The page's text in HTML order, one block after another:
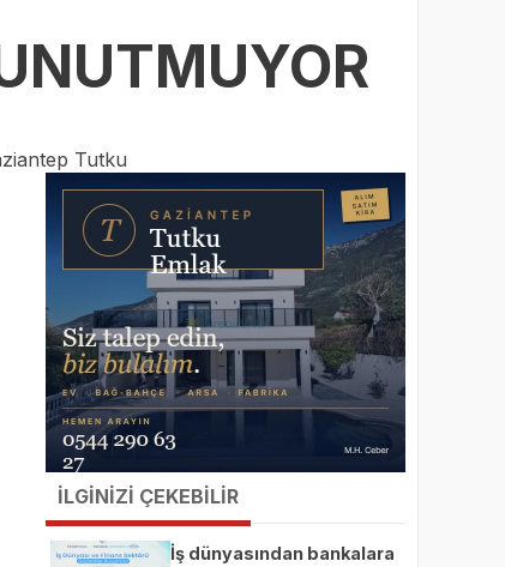
Tutku
İLGİNİZİ ÇEKEBİLİR
İş dünyasından bankalara